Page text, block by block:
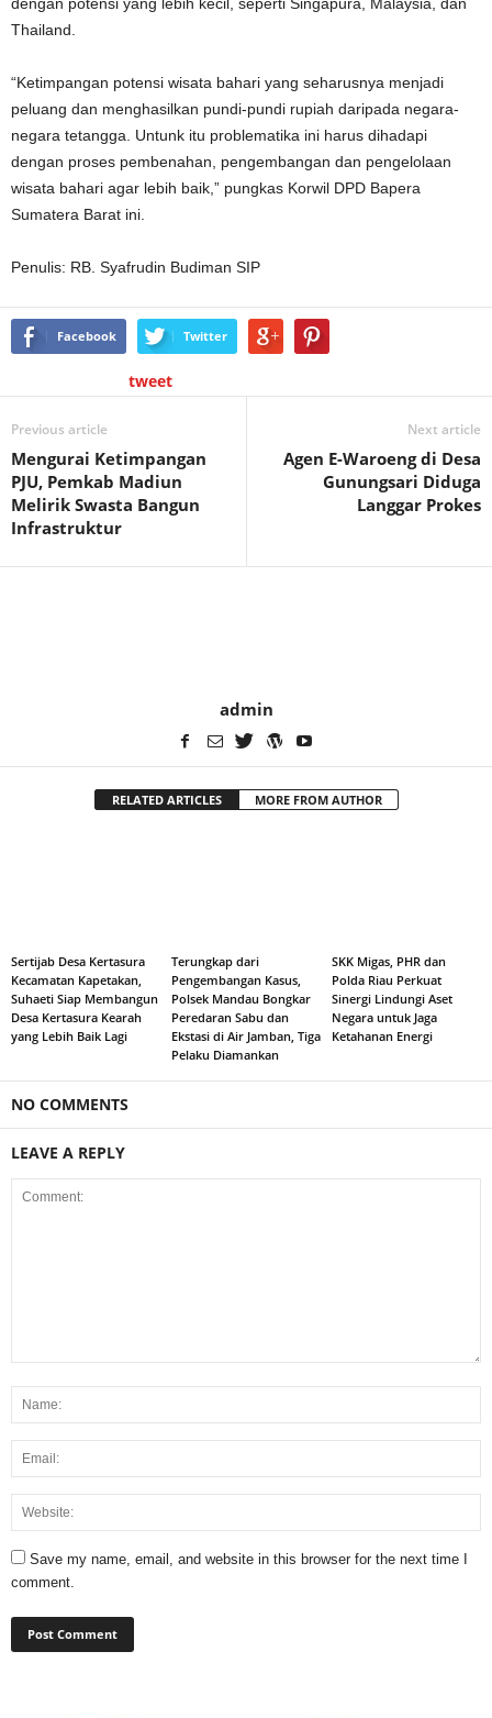
dengan potensi yang lebih kecil, seperti Singapura, Malaysia, dan
Thailand.
“Ketimpangan potensi wisata bahari yang seharusnya menjadi
peluang dan menghasilkan pundi-pundi rupiah daripada negara-
negara tetangga. Untunk itu problematika ini harus dihadapi
dengan proses pembenahan, pengembangan dan pengelolaan
wisata bahari agar lebih baik,” pungkas Korwil DPD Bapera
Sumatera Barat ini.
Penulis: RB. Syafrudin Budiman SIP
Facebook Twitter
tweet
Previous article
Mengurai Ketimpangan
PJU, Pemkab Madiun
Melirik Swasta Bangun
Infrastruktur
Next article
Agen E-Waroeng di Desa
Gunungsari Diduga
Langgar Prokes
admin
RELATED ARTICLES MORE FROM AUTHOR
Sertijab Desa Kertasura
Kecamatan Kapetakan,
Suhaeti Siap Membangun
Desa Kertasura Kearah
yang Lebih Baik Lagi
Terungkap dari
Pengembangan Kasus,
Polsek Mandau Bongkar
Peredaran Sabu dan
Ekstasi di Air Jamban, Tiga
Pelaku Diamankan
SKK Migas, PHR dan
Polda Riau Perkuat
Sinergi Lindungi Aset
Negara untuk Jaga
Ketahanan Energi
NO COMMENTS
LEAVE A REPLY
Save my name, email, and website in this browser for the next time I
comment.